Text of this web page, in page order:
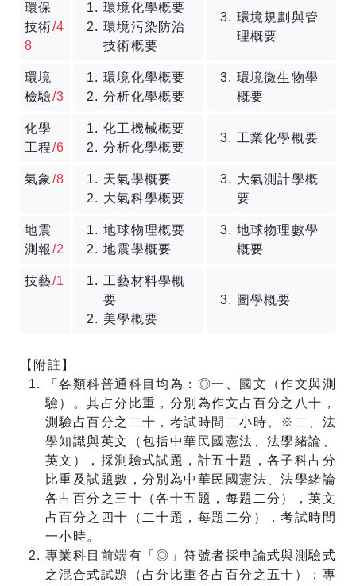
環保
技術/4
8
環境化學概要
環境污染防治
技術概要
環境規劃與管
理概要
環境
檢驗/3
環境化學概要
分析化學概要
環境微生物學
概要
化學
工程/6
化工機械概要
分析化學概要
工業化學概要
氣象 /8
天氣學概要
大氣科學概要
大氣測計學概
要
地震
測報 /2
地球物理概要
地震學概要
地球物理數學
概要
技藝/1
工藝材料學概
要
美學概要
圖學概要
【附註】
「各類科普通科目均為：◎一、國文（作文與測
驗）。其占分比重，分別為作文占百分之八十，
測驗占百分之二十，考試時間二小時。※二、法
學知識與英文（包括中華民國憲法、法學緒論、
英文），採測驗式試題，計五十題，各子科占分
比重及試題數，分別為中華民國憲法、法學緒論
各占百分之三十（各十五題，每題二分），英文
占百分之四十（二十題，每題二分），考試時間
一小時。
專業科目前端有「◎」符號者採申論式與測驗式
之混合式試題（占分比重各占百分之五十）；專